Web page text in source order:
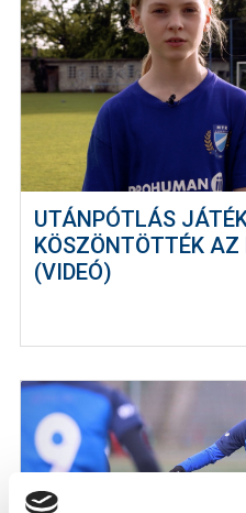
UTÁNPÓTLÁS
KÖSZÖNTÖTTÉK AZ
(VIDEÓ)